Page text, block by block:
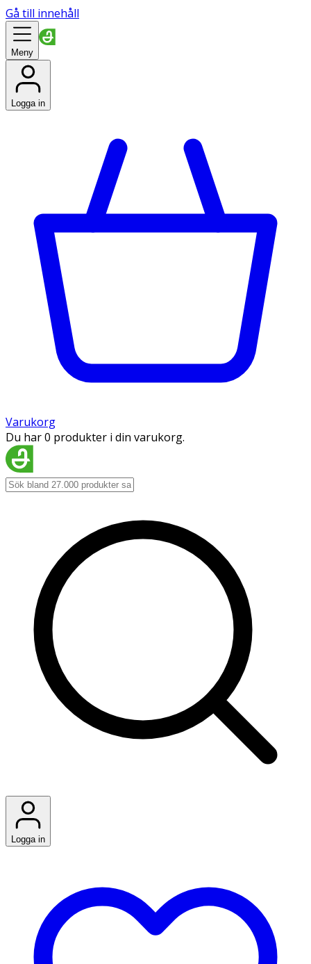
Gå till innehåll
Meny
Logga in
Varukorg
Du har 0 produkter i din varukorg.
Logga in